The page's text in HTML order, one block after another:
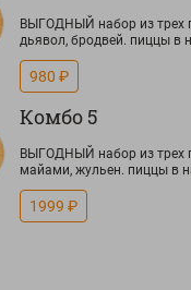
ВЫГОДНЫЙ набор из трех
дьявол, бродвей. пиццы в
980 ₽
Комбо 5
ВЫГОДНЫЙ набор из трех
майами, жульен. пиццы в
1999 ₽